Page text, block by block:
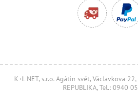
K+L NET, s.r.o. Agátin svět, Václavkova
REPUBLIKA, Tel.: 0940